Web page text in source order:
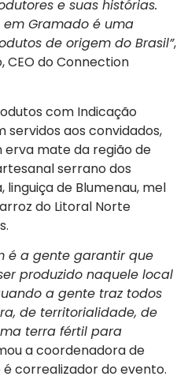
e suas histórias.
em Gramado é uma
de origem do Brasil”,
CEO do Connection
com Indicação
servidos aos convidados,
mate da região de
serrano dos
linguiça de Blumenau, mel
do Litoral Norte
é a gente garantir que
produzido naquele local
a gente traz todos
de territorialidade, de
terra fértil para
a coordenadora de
é correalizador do evento.